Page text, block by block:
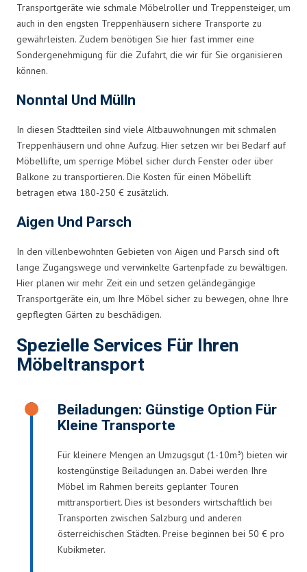
Transportgeräte wie schmale Möbelroller und Treppensteiger, um
auch in den engsten Treppenhäusern sichere Transporte zu
gewährleisten. Zudem benötigen Sie hier fast immer eine
Sondergenehmigung für die Zufahrt, die wir für Sie organisieren
können.
Nonntal Und Mülln
In diesen Stadtteilen sind viele Altbauwohnungen mit schmalen
Treppenhäusern und ohne Aufzug. Hier setzen wir bei Bedarf auf
Möbellifte, um sperrige Möbel sicher durch Fenster oder über
Balkone zu transportieren. Die Kosten für einen Möbellift
betragen etwa 180-250 € zusätzlich.
Aigen Und Parsch
In den villenbewohnten Gebieten von Aigen und Parsch sind oft
lange Zugangswege und verwinkelte Gartenpfade zu bewältigen.
Hier planen wir mehr Zeit ein und setzen geländegängige
Transportgeräte ein, um Ihre Möbel sicher zu bewegen, ohne Ihre
gepflegten Gärten zu beschädigen.
Spezielle Services Für Ihren
Möbeltransport
Beiladungen: Günstige Option Für
Kleine Transporte
Für kleinere Mengen an Umzugsgut (1-10m³) bieten wir
kostengünstige Beiladungen an. Dabei werden Ihre
Möbel im Rahmen bereits geplanter Touren
mittransportiert. Dies ist besonders wirtschaftlich bei
Transporten zwischen Salzburg und anderen
österreichischen Städten. Preise beginnen bei 50 € pro
Kubikmeter.